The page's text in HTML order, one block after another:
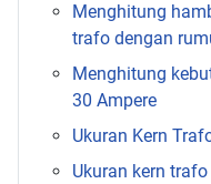
Menghitung
trafo dengan
Menghitung
30 Ampere
Ukuran Kern
Ukuran kern